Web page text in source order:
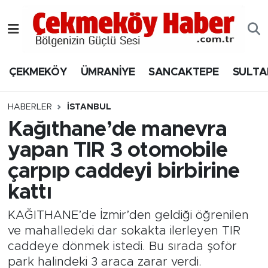
ÇEKMEKÖY ÜMRANİYE SANCAKTEPE
HABERLER İSTANBUL
Kağıthane’de manevra
yapan TIR 3 otomobile
çarpıp caddeyi birbirine
kattı
KAĞITHANE’de İzmir’den geldiği öğrenilen
ve mahalledeki dar sokakta ilerleyen TIR
caddeye dönmek istedi. Bu sırada şoför
park halindeki 3 araca zarar verdi.
Nöbetçi Eczaneler
Hava Durumu
Namaz Vakitleri
Trafik Durumu
Süper Lig Puan Durumu ve Fikstür
Tüm Manşetler
Son Dakika Haberleri
Haber Arşivi